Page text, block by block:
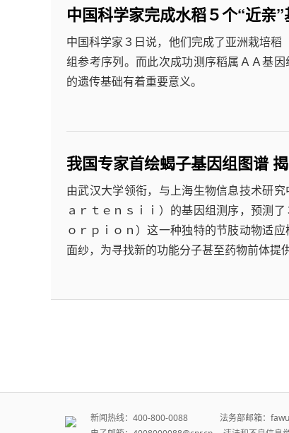
中国科学家完成水稻５个“近亲
中国科学家３日说，他们完成了亚洲栽培稻
组参考序列。而此次成功测序稻属ＡＡ基
的遗传基础有着重要意义。
我国专家首绘蝎子基因组图谱
由武汉大学领衔，与上海生物信息技术研
ａｒｔｅｎｓｉｉ）的基因组测序，预测
ｏｒｐｉｏｎ）这一种独特的节肢动物适
面纱，为寻找新的功能分子甚至药物前体提
新闻热线：400-800-0088 法务部邮箱：